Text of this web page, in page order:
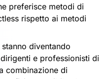
preferisce metodi di
rispetto ai metodi
diventando
e professionisti di
combinazione di